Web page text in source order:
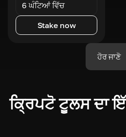
6 ਘੰਟਿਆਂ ਵਿੱਚ
Stake now
ਹੋਰ ਜਾਣੋ
ਕ੍ਰਿਪਟੋ ਟੂਲਸ ਦਾ